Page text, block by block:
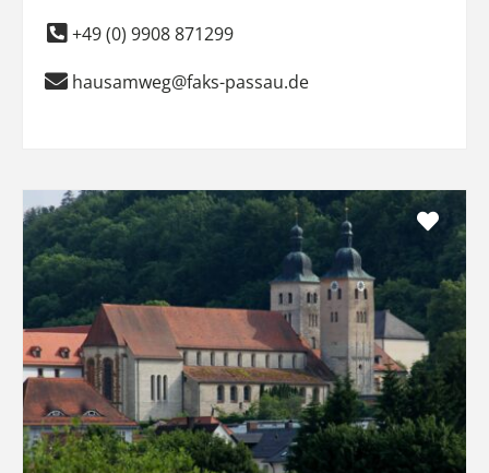
+49 (0) 9908 871299
hausamweg@faks-passau.de